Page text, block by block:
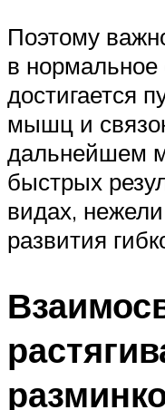
Поэтому
в нормальное
достигается
мышц и
дальнейшем
быстрых
видах,
развития